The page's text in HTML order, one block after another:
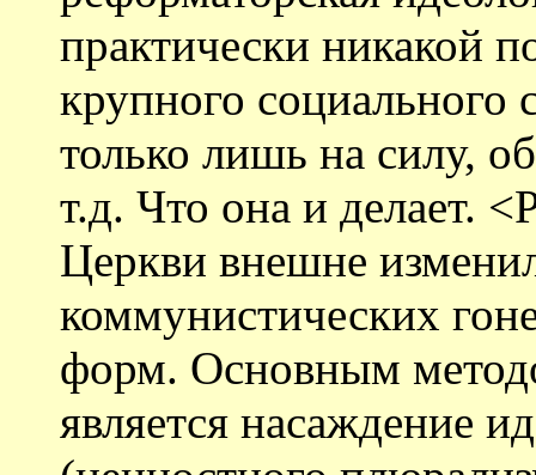
практически никакой
крупного социального
только лишь на силу,
т.д. Что она и делает.
Церкви внешне
коммунистических
форм. Основным
является насаждение